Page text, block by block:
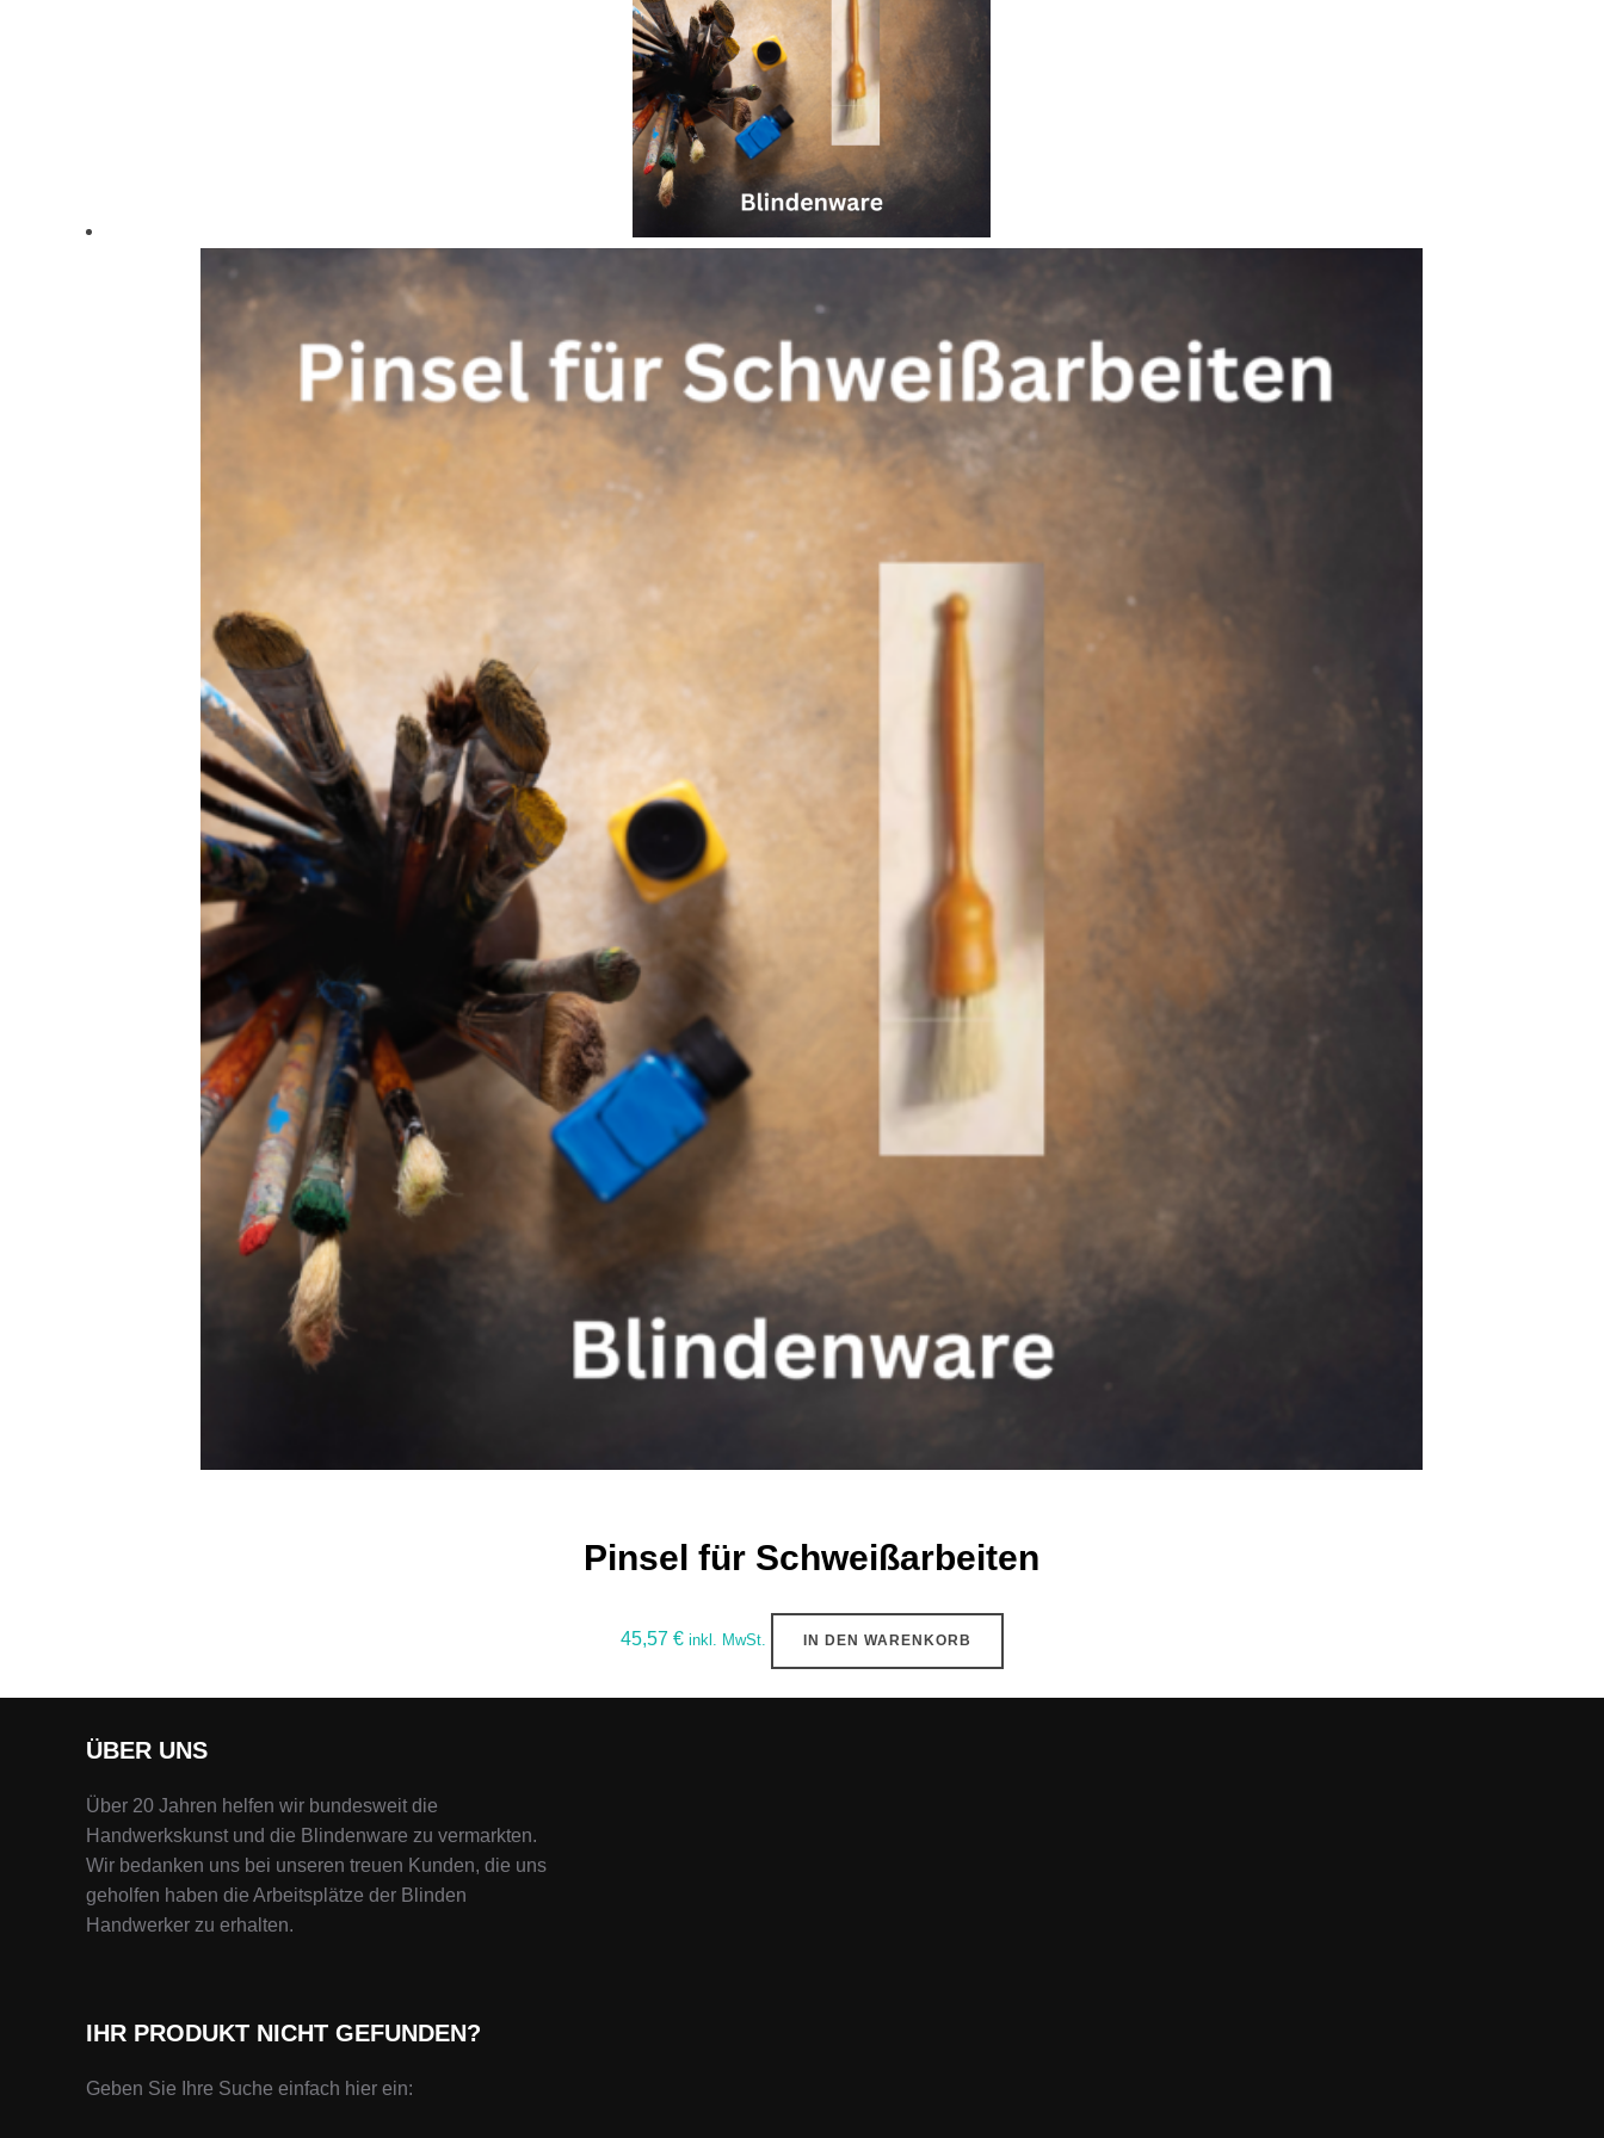
Pinsel für Schweißarbeiten
45,57 € inkl. MwSt. IN DEN WARENKORB
ÜBER UNS
Über 20 Jahren helfen wir bundesweit die
Handwerkskunst und die Blindenware zu vermarkten.
Wir bedanken uns bei unseren treuen Kunden, die uns
geholfen haben die Arbeitsplätze der Blinden
Handwerker zu erhalten.
IHR PRODUKT NICHT GEFUNDEN?
Geben Sie Ihre Suche einfach hier ein: